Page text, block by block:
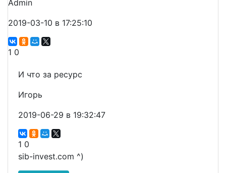
Admin
2019-03-10 в 17:25:10
1 0
И что за ресурс
Игорь
2019-06-29 в 19:32:47
1 0
sib-invest.com ^)